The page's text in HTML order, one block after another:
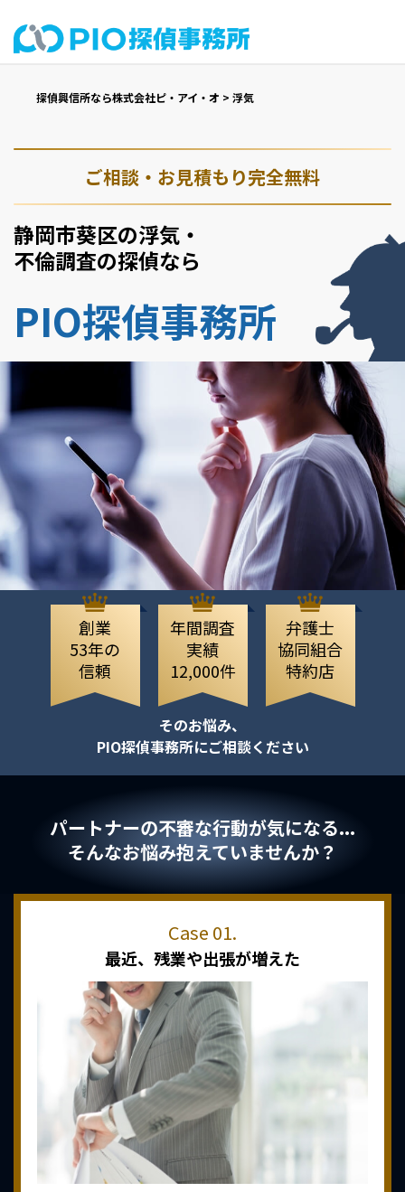
探偵興信所なら株式会社ピ・アイ・オ > 浮気
ご相談・お見積もり完全無料
静岡市葵区の浮気・
不倫調査の探偵なら
PIO探偵事務所
創業
53年の
信頼
年間調査
実績
12,000件
弁護士
協同組合
特約店
そのお悩み、
PIO探偵事務所にご相談ください
パートナーの不審な行動が気になる...
そんなお悩み抱えていませんか？
最近、 残業や出張が増えた